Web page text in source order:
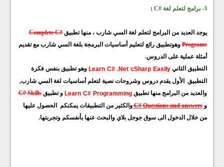
3- برامج لتعلم لغة #C :
يوجد العديد من البرامج لتعلم لغة السي شارب ، منها تطبيقComplete C#
Programsوهوتطبيق رائع لتعليم أساسيات البرمجة بلغة السي شارب مع تقديم
أمثلة عملية على الدروس.
التطبيق الثانيLearn C# .Net cSharp Easily وهو تطبيق بنفس فكرة
التطبيق الأول يقدم دروس وشروحات نصية لتعلم أساسيات لغة السي شارب,
والعديد من البرامج منها تطبيقLearn C# Programming و تطبيقC# Skills
وC# Questions and answers والكثير من التطبيقات يمكنكم الحصول عليها
من خلال الدخول الى سوق جوجل بلاي والبحث عنها بأنفسكم وتجربتها.